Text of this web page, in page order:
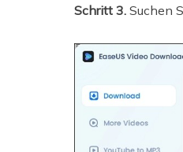
Schritt 3. Suchen